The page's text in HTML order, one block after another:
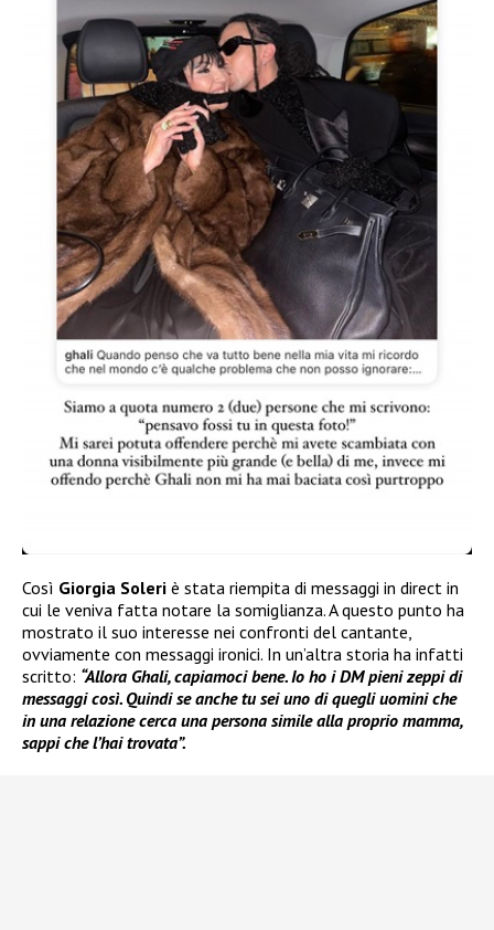
Così Giorgia Soleri è stata riempita di messaggi in direct in
cui le veniva fatta notare la somiglianza. A questo punto ha
mostrato il suo interesse nei confronti del cantante,
ovviamente con messaggi ironici. In un’altra storia ha infatti
scritto: “Allora Ghali, capiamoci bene. Io ho i DM pieni zeppi di
messaggi così. Quindi se anche tu sei uno di quegli uomini che
in una relazione cerca una persona simile alla proprio mamma,
sappi che l’hai trovata”.